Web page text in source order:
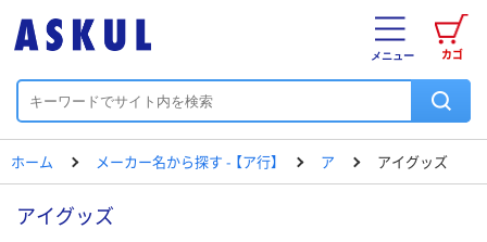
カゴ
メニュー
ホーム メーカー名から探す - 【ア行】 ア アイグッズ
アイグッズ